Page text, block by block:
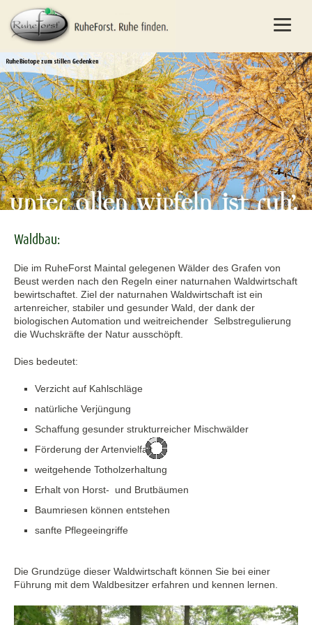
Waldbau:
Die im RuheForst Maintal gelegenen Wälder des Grafen von
Beust werden nach den Regeln einer naturnahen Waldwirtschaft
bewirtschaftet. Ziel der naturnahen Waldwirtschaft ist ein
artenreicher, stabiler und gesunder Wald, der dank der
biologischen Automation und weitreichender Selbstregulierung
die Wuchskräfte der Natur ausschöpft.
Dies bedeutet:
Verzicht auf Kahlschläge
natürliche Verjüngung
Schaffung gesunder strukturreicher Mischwälder
Förderung der Artenvielfalt
weitgehende Totholzerhaltung
Erhalt von Horst- und Brutbäumen
Baumriesen können entstehen
sanfte Pflegeeingriffe
Die Grundzüge dieser Waldwirtschaft können Sie bei einer
Führung mit dem Waldbesitzer erfahren und kennen lernen.